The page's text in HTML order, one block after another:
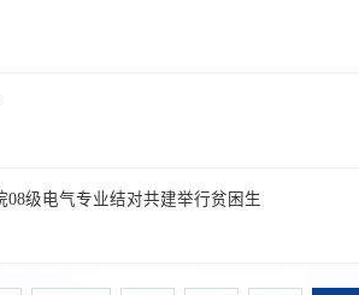
级电气专业结对共建举行贫困生